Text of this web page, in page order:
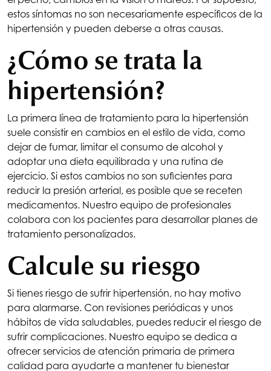
estos síntomas no son necesariamente específicos de la
hipertensión y pueden deberse a otras causas.
¿Cómo se trata la
hipertensión?
La primera línea de tratamiento para la hipertensión
suele consistir en cambios en el estilo de vida, como
dejar de fumar, limitar el consumo de alcohol y
adoptar una dieta equilibrada y una rutina de
ejercicio. Si estos cambios no son suficientes para
reducir la presión arterial, es posible que se receten
medicamentos. Nuestro equipo de profesionales
colabora con los pacientes para desarrollar planes de
tratamiento personalizados.
Calcule su riesgo
Si tienes riesgo de sufrir hipertensión, no hay motivo
para alarmarse. Con revisiones periódicas y unos
hábitos de vida saludables, puedes reducir el riesgo de
sufrir complicaciones. Nuestro equipo se dedica a
ofrecer servicios de atención primaria de primera
calidad para ayudarte a mantener tu bienestar